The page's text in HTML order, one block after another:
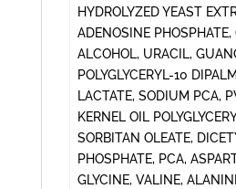
HYDROLYZED YEAST
ADENOSINE PHOSPHATE,
ALCOHOL, URACIL,
POLYGLYCERYL-10
LACTATE, SODIUM PCA,
KERNEL OIL
SORBITAN OLEATE,
PHOSPHATE, PCA,
GLYCINE, VALINE,